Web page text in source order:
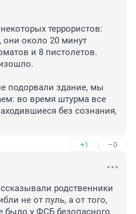
террористов:
они около 20 минут
и 8 пистолетов.
подорвали здание, мы
во время штурма все
без сознания,
+1 –0
родственники
не от пуль, а от того,
было у ФСБ безопасного